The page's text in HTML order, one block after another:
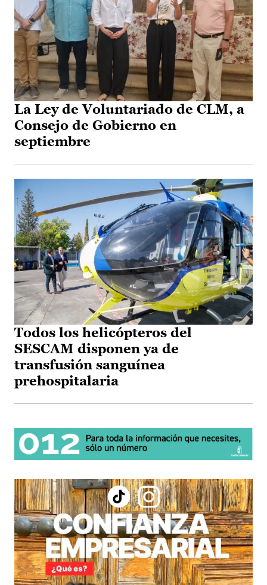
La Ley de Voluntariado de CLM, a
Consejo de Gobierno en
septiembre
Todos los helicópteros del
SESCAM disponen ya de
transfusión sanguínea
prehospitalaria